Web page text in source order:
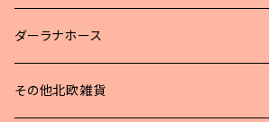
ダーラナホース
その他北欧雑貨